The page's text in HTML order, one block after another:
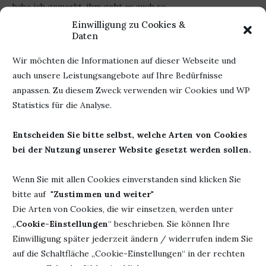
Einwilligung zu Cookies &
Daten
Wir möchten die Informationen auf dieser Webseite und
auch unsere Leistungsangebote auf Ihre Bedürfnisse
anpassen. Zu diesem Zweck verwenden wir Cookies und WP
Statistics für die Analyse.
Entscheiden Sie bitte selbst, welche Arten von Cookies
bei der Nutzung unserer Website gesetzt werden sollen.
Wenn Sie mit allen Cookies einverstanden sind klicken Sie
bitte auf "Zustimmen und weiter"
Die Arten von Cookies, die wir einsetzen, werden unter
„Cookie-Einstellungen“ beschrieben. Sie können Ihre
Einwilligung später jederzeit ändern / widerrufen indem Sie
auf die Schaltfläche „Cookie-Einstellungen“ in der rechten
habe ich gemerkt, ihm geht es auch so.
Da war kein du musst, sondern immer ein du kannst.
Ich habe es ziemlich genossen, dem lustigen Kerlchen
zuzuhören. Das eine oder andere kann ich anwenden, ich
werde es zumindest versuchen. Kein Druck.
Ich kann euch das Buch sehr empfehlen. Entweder als
interessante Lektüre. Ich hatte beim Lesen jedenfalls viel
Spaß.
„Ich fände es am schönsten, wenn wir uns nur
noch für Vorsorgeuntersuchungen und
Impfungen bei Ärzten blicken lassen müssten.
Dieses Ideal werden wir zwar nie ganz
erreichen, aber wir können ihm so
nahekommen, wie es geht, wenn wir unseren